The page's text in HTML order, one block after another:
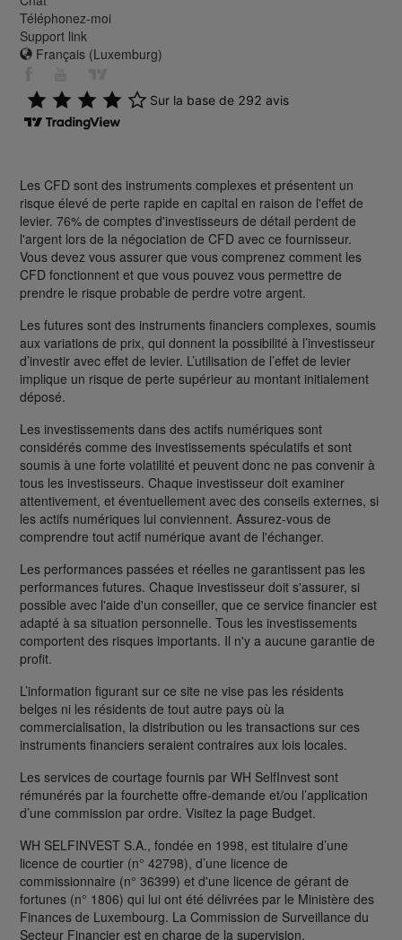
Téléphonez-moi
Support link
Français (Luxemburg)
Les CFD sont des instruments complexes et présentent un
risque élevé de perte rapide en capital en raison de l'effet de
levier. 76% de comptes d'investisseurs de détail perdent de
l'argent lors de la négociation de CFD avec ce fournisseur.
Vous devez vous assurer que vous comprenez comment les
CFD fonctionnent et que vous pouvez vous permettre de
prendre le risque probable de perdre votre argent.
Les futures sont des instruments financiers complexes, soumis
aux variations de prix, qui donnent la possibilité à l’investisseur
d’investir avec effet de levier. L’utilisation de l’effet de levier
implique un risque de perte supérieur au montant initialement
déposé.
Les investissements dans des actifs numériques sont
considérés comme des investissements spéculatifs et sont
soumis à une forte volatilité et peuvent donc ne pas convenir à
tous les investisseurs. Chaque investisseur doit examiner
attentivement, et éventuellement avec des conseils externes, si
les actifs numériques lui conviennent. Assurez-vous de
comprendre tout actif numérique avant de l'échanger.
Les performances passées et réelles ne garantissent pas les
performances futures. Chaque investisseur doit s'assurer, si
possible avec l'aide d'un conseiller, que ce service financier est
adapté à sa situation personnelle. Tous les investissements
comportent des risques importants. Il n'y a aucune garantie de
profit.
L’information figurant sur ce site ne vise pas les résidents
belges ni les résidents de tout autre pays où la
commercialisation, la distribution ou les transactions sur ces
instruments financiers seraient contraires aux lois locales.
Les services de courtage fournis par WH SelfInvest sont
rémunérés par la fourchette offre-demande et/ou l’application
d’une commission par ordre. Visitez la page Budget.
WH SELFINVEST S.A., fondée en 1998, est titulaire d’une
licence de courtier (n° 42798), d’une licence de
commissionnaire (n° 36399) et d'une licence de gérant de
fortunes (n° 1806) qui lui ont été délivrées par le Ministère des
Finances de Luxembourg. La Commission de Surveillance du
Secteur Financier est en charge de la supervision.